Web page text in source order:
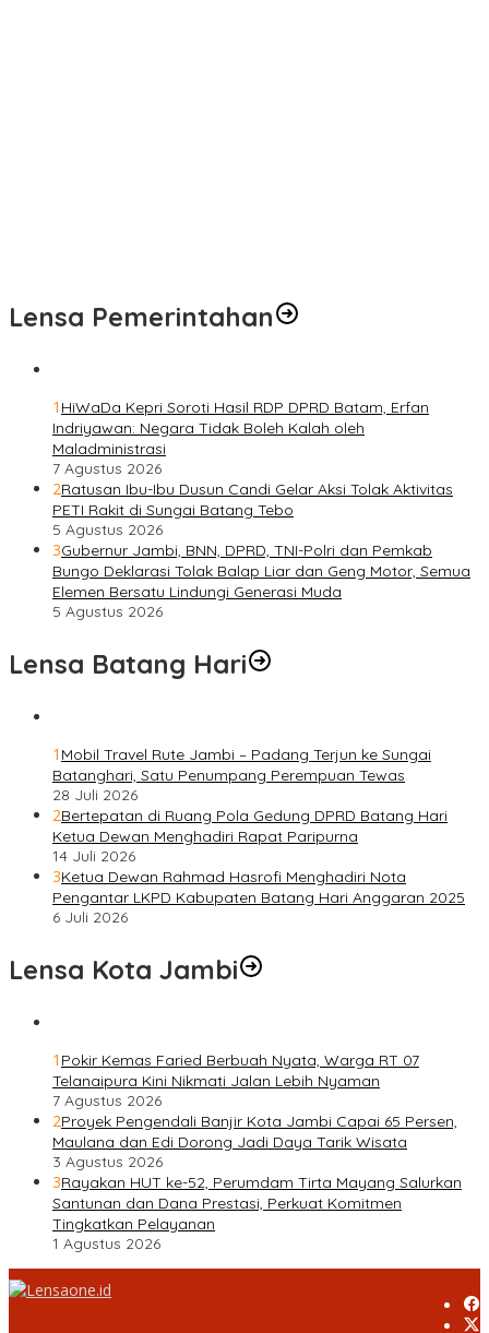
Lensa Pemerintahan
1 HiWaDa Kepri Soroti Hasil RDP DPRD Batam, Erfan
Indriyawan: Negara Tidak Boleh Kalah oleh
Maladministrasi
7 Agustus 2026
2Ratusan Ibu-Ibu Dusun Candi Gelar Aksi Tolak Aktivitas
PETI Rakit di Sungai Batang Tebo
5 Agustus 2026
3Gubernur Jambi, BNN, DPRD, TNI-Polri dan Pemkab
Bungo Deklarasi Tolak Balap Liar dan Geng Motor, Semua
Elemen Bersatu Lindungi Generasi Muda
5 Agustus 2026
Lensa Batang Hari
1 Mobil Travel Rute Jambi – Padang Terjun ke Sungai
Batanghari, Satu Penumpang Perempuan Tewas
28 Juli 2026
2Bertepatan di Ruang Pola Gedung DPRD Batang Hari
Ketua Dewan Menghadiri Rapat Paripurna
14 Juli 2026
3Ketua Dewan Rahmad Hasrofi Menghadiri Nota
Pengantar LKPD Kabupaten Batang Hari Anggaran 2025
6 Juli 2026
Lensa Kota Jambi
1 Pokir Kemas Faried Berbuah Nyata, Warga RT 07
Telanaipura Kini Nikmati Jalan Lebih Nyaman
7 Agustus 2026
2Proyek Pengendali Banjir Kota Jambi Capai 65 Persen,
Maulana dan Edi Dorong Jadi Daya Tarik Wisata
3 Agustus 2026
3Rayakan HUT ke-52, Perumdam Tirta Mayang Salurkan
Santunan dan Dana Prestasi, Perkuat Komitmen
Tingkatkan Pelayanan
1 Agustus 2026